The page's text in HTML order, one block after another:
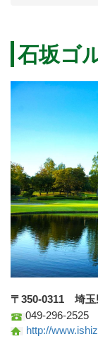
石坂ゴ
〒350-0311 埼玉
049-296-2525
http://